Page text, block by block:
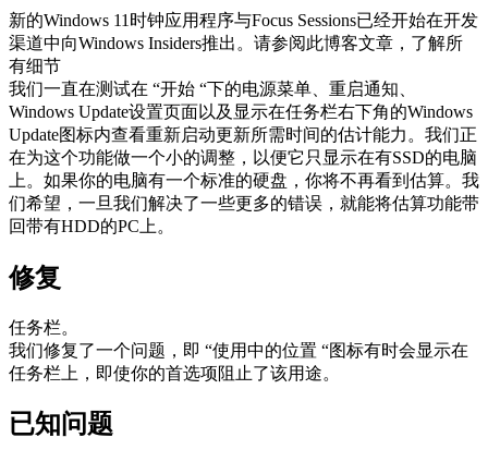
新的Windows 11时钟应用程序与Focus Sessions已经开始在开发
渠道中向Windows Insiders推出。请参阅此博客文章，了解所
有细节
我们一直在测试在 “开始 “下的电源菜单、重启通知、
Windows Update设置页面以及显示在任务栏右下角的Windows
Update图标内查看重新启动更新所需时间的估计能力。我们正
在为这个功能做一个小的调整，以便它只显示在有SSD的电脑
上。如果你的电脑有一个标准的硬盘，你将不再看到估算。我
们希望，一旦我们解决了一些更多的错误，就能将估算功能带
回带有HDD的PC上。
修复
任务栏。
我们修复了一个问题，即 “使用中的位置 “图标有时会显示在
任务栏上，即使你的首选项阻止了该用途。
已知问题